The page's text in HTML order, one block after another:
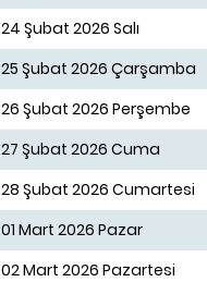
24 Şubat 2026 Salı
25 Şubat 2026 Çarşamba
26 Şubat 2026 Perşembe
27 Şubat 2026 Cuma
28 Şubat 2026 Cumartesi
01 Mart 2026 Pazar
02 Mart 2026 Pazartesi